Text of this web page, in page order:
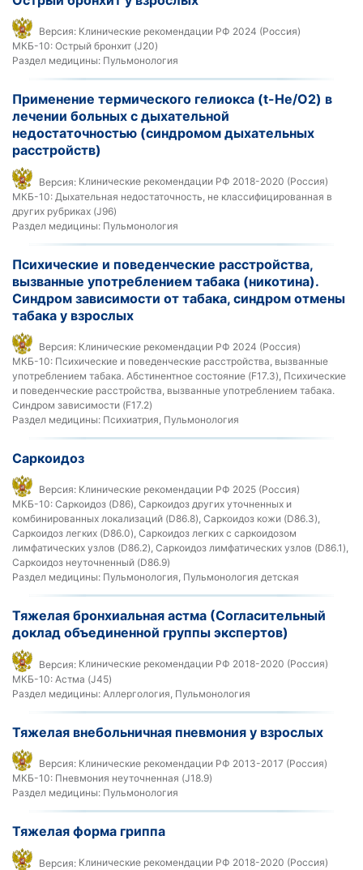
Версия: Клинические рекомендации РФ 2024 (Россия)
МКБ-10: Острый бронхит (J20)
Раздел медицины: Пульмонология
Применение термического гелиокса (t-He/O2) в
лечении больных с дыхательной
недостаточностью (синдромом дыхательных
расстройств)
Версия: Клинические рекомендации РФ 2018-2020 (Россия)
МКБ-10: Дыхательная недостаточность, не классифицированная в
других рубриках (J96)
Раздел медицины: Пульмонология
Психические и поведенческие расстройства,
вызванные употреблением табака (никотина).
Синдром зависимости от табака, синдром отмены
табака у взрослых
Версия: Клинические рекомендации РФ 2024 (Россия)
МКБ-10: Психические и поведенческие расстройства, вызванные
употреблением табака. Абстинентное состояние (F17.3), Психические
и поведенческие расстройства, вызванные употреблением табака.
Синдром зависимости (F17.2)
Раздел медицины: Психиатрия, Пульмонология
Саркоидоз
Версия: Клинические рекомендации РФ 2025 (Россия)
МКБ-10: Саркоидоз (D86), Саркоидоз других уточненных и
комбинированных локализаций (D86.8), Саркоидоз кожи (D86.3),
Саркоидоз легких (D86.0), Саркоидоз легких с саркоидозом
лимфатических узлов (D86.2), Саркоидоз лимфатических узлов (D86.1),
Саркоидоз неуточненный (D86.9)
Раздел медицины: Пульмонология, Пульмонология детская
Тяжелая бронхиальная астма (Согласительный
доклад объединенной группы экспертов)
Версия: Клинические рекомендации РФ 2018-2020 (Россия)
МКБ-10: Астма (J45)
Раздел медицины: Аллергология, Пульмонология
Тяжелая внебольничная пневмония у взрослых
Версия: Клинические рекомендации РФ 2013-2017 (Россия)
МКБ-10: Пневмония неуточненная (J18.9)
Раздел медицины: Пульмонология
Тяжелая форма гриппа
Версия: Клинические рекомендации РФ 2018-2020 (Россия)